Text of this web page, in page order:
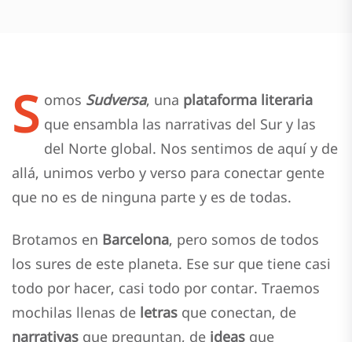
S omos Sudversa, una plataforma literaria
que ensambla las narrativas del Sur y las
del Norte global. Nos sentimos de aquí y de
allá, unimos verbo y verso para conectar gente
que no es de ninguna parte y es de todas.
Brotamos en Barcelona, pero somos de todos
los sures de este planeta. Ese sur que tiene casi
todo por hacer, casi todo por contar. Traemos
mochilas llenas de letras que conectan, de
narrativas que preguntan, de ideas que